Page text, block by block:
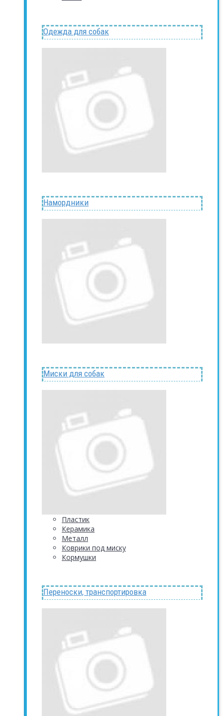
Одежда для собак
Намордники
Миски для собак
Пластик
Керамика
Металл
Коврики под миску
Кормушки
Переноски, транспортировка